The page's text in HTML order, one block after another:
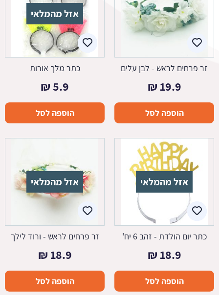
זר פרחים לראש - לבן עלים
19.9
₪
הוספה לסל
אזל מהמלאי
כתר מלך אורות
5.9
₪
הוספה לסל
אזל מהמלאי
כתר יום הולדת - זהב 6 יח'
18.9
₪
הוספה לסל
אזל מהמלאי
זר פרחים לראש - ורוד לילך
18.9
₪
הוספה לסל